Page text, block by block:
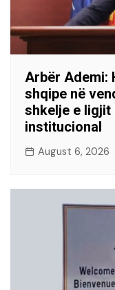
Arbër Ademi:
shqipe në
shkelje e
institucional
August 6, 2026